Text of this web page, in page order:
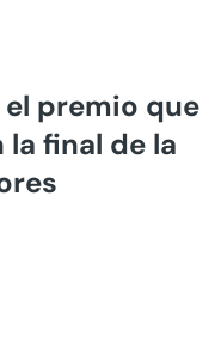
el premio que
la final de la